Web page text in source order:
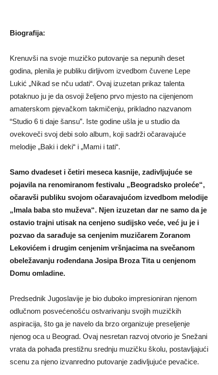
Biografija:
Krenuvši na svoje muzičko putovanje sa nepunih deset
godina, plenila je publiku dirljivom izvedbom čuvene Lepe
Lukić „Nikad se nču udati“. Ovaj izuzetan prikaz talenta
potaknuo ju je da osvoji željeno prvo mjesto na cijenjenom
amaterskom pjevačkom takmičenju, prikladno nazvanom
“Studio 6 ti daje šansu”. Iste godine ušla je u studio da
ovekoveči svoj debi solo album, koji sadrži očaravajuće
melodije „Baki i deki“ i „Mami i tati“.
Samo dvadeset i četiri meseca kasnije, zadivljujuće se
pojavila na renomiranom festivalu „Beogradsko proleće“,
očaravši publiku svojom očaravajućom izvedbom melodije
„Imala baba sto muževa“. Njen izuzetan dar ne samo da je
ostavio trajni utisak na cenjeno sudijsko veće, već ju je i
pozvao da sarađuje sa cenjenim muzičarem Zoranom
Lekovićem i drugim cenjenim vršnjacima na svečanom
obeležavanju rođendana Josipa Broza Tita u cenjenom
Domu omladine.
Predsednik Jugoslavije je bio duboko impresioniran njenom
odlučnom posvećenošću ostvarivanju svojih muzičkih
aspiracija, što ga je navelo da brzo organizuje preseljenje
njenog oca u Beograd. Ovaj nesretan razvoj otvorio je Snežani
vrata da pohađa prestižnu srednju muzičku školu, postavljajući
scenu za njeno izvanredno putovanje zadivljujuće pevačice.